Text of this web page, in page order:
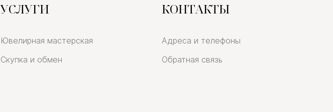
УСЛУГИ
Ювелирная мастерская
Скупка и обмен
КОНТАКТЫ
Адреса и телефоны
Обратная связь